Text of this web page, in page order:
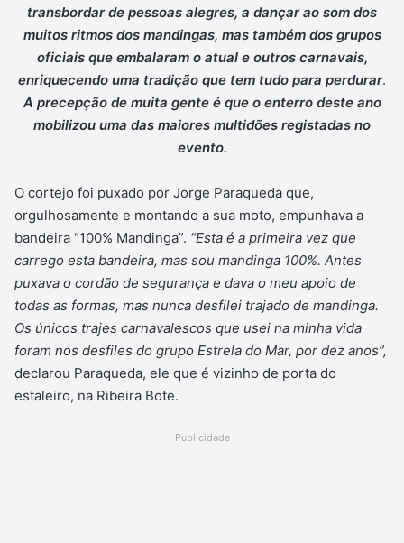
transbordar de pessoas alegres, a dançar ao som dos
muitos ritmos dos mandingas, mas também dos grupos
oficiais que embalaram o atual e outros carnavais,
enriquecendo uma tradição que tem tudo para perdurar.
A precepção de muita gente é que o enterro deste ano
mobilizou uma das maiores multidões registadas no
evento.
O cortejo foi puxado por Jorge Paraqueda que,
orgulhosamente e montando a sua moto, empunhava a
bandeira “100% Mandinga”. “Esta é a primeira vez que
carrego esta bandeira, mas sou mandinga 100%. Antes
puxava o cordão de segurança e dava o meu apoio de
todas as formas, mas nunca desfilei trajado de mandinga.
Os únicos trajes carnavalescos que usei na minha vida
foram nos desfiles do grupo Estrela do Mar, por dez anos”,
declarou Paraqueda, ele que é vizinho de porta do
estaleiro, na Ribeira Bote.
Publicidade